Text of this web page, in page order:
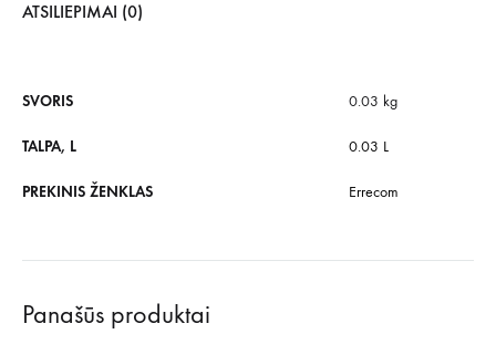
ATSILIEPIMAI (0)
SVORIS 0.03 kg
TALPA, L 0.03 L
PREKINIS ŽENKLAS Errecom
Panašūs produktai